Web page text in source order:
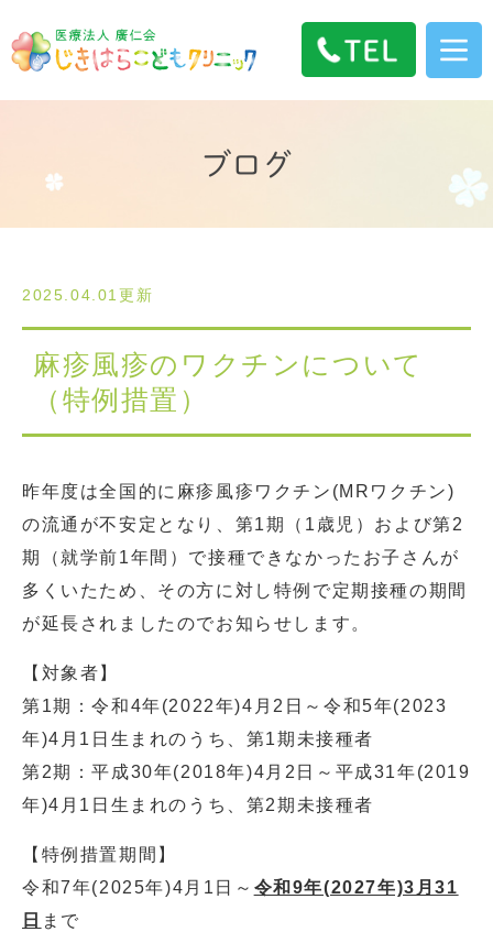
ブログ
2025.04.01更新
麻疹風疹のワクチンについて
（特例措置）
昨年度は全国的に麻疹風疹ワクチン(MRワクチン)
の流通が不安定となり、第1期（1歳児）および第2
期（就学前1年間）で接種できなかったお子さんが
多くいたため、その方に対し特例で定期接種の期間
が延長されましたのでお知らせします。
【対象者】
第1期：令和4年(2022年)4月2日～令和5年(2023
年)4月1日生まれのうち、第1期未接種者
第2期：平成30年(2018年)4月2日～平成31年(2019
年)4月1日生まれのうち、第2期未接種者
【特例措置期間】
令和7年(2025年)4月1日～ 令和9年(2027年)3月31
日 まで